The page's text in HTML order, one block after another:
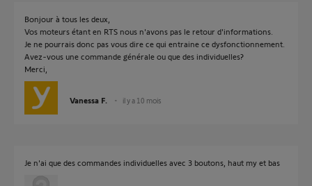
Bonjour à tous les deux,
Vos moteurs étant en RTS nous n'avons pas le retour d'informations.
Je ne pourrais donc pas vous dire ce qui entraine ce dysfonctionnement.
Avez-vous une commande générale ou que des individuelles?
Merci,
Vanessa F. il y a 10 mois
Je n'ai que des commandes individuelles avec 3 boutons, haut my et bas